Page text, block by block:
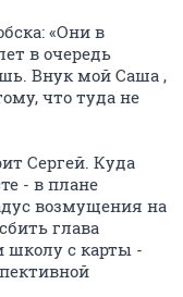
«Они в
в очередь
Внук мой Саша ,
что туда не
Сергей. Куда
- в плане
возмущения на
глава
школу с карты -